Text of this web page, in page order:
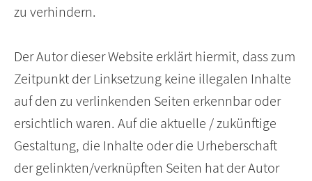
zu verhindern.
Der Autor dieser Website erklärt hiermit, dass zum
Zeitpunkt der Linksetzung keine illegalen Inhalte
auf den zu verlinkenden Seiten erkennbar oder
ersichtlich waren. Auf die aktuelle / zukünftige
Gestaltung, die Inhalte oder die Urheberschaft
der gelinkten/verknüpften Seiten hat der Autor